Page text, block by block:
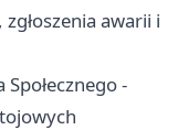
awarii i
-